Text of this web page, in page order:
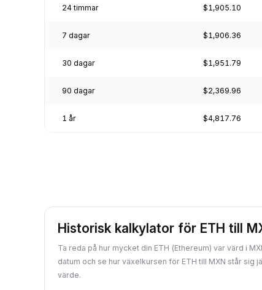
24 timmar $1,905.10
7 dagar $1,906.36
30 dagar $1,951.79
90 dagar $2,369.96
1 år $4,817.76
Historisk kalkylator för ETH till
Ta reda på hur mycket din ETH (Ethereum) var värd i
datum och se hur växelkursen för ETH till MXN står sig
värde.